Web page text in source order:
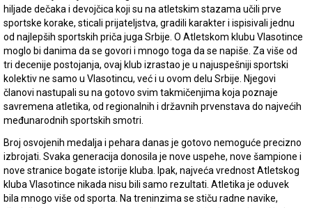
hiljade dečaka i devojčica koji su na atletskim stazama učili prve
sportske korake, sticali prijateljstva, gradili karakter i ispisivali jednu
od najlepših sportskih priča juga Srbije. O Atletskom klubu Vlasotince
moglo bi danima da se govori i mnogo toga da se napiše. Za više od
tri decenije postojanja, ovaj klub izrastao je u najuspešniji sportski
kolektiv ne samo u Vlasotincu, već i u ovom delu Srbije. Njegovi
članovi nastupali su na gotovo svim takmičenjima koja poznaje
savremena atletika, od regionalnih i državnih prvenstava do najvećih
međunarodnih sportskih smotri.
Broj osvojenih medalja i pehara danas je gotovo nemoguće precizno
izbrojati. Svaka generacija donosila je nove uspehe, nove šampione i
nove stranice bogate istorije kluba. Ipak, najveća vrednost Atletskog
kluba Vlasotince nikada nisu bili samo rezultati. Atletika je oduvek
bila mnogo više od sporta. Na treninzima se stiču radne navike,